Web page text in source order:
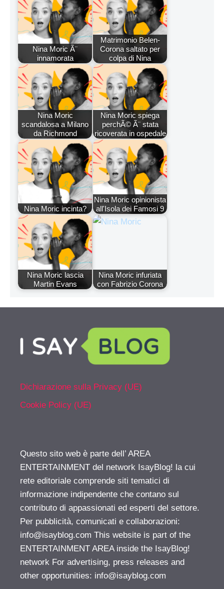
Nina Moric Ã¨
innamorata
Matrimonio Belen-
Corona saltato per
colpa di Nina
Nina Moric
scandalosa a Milano
da Richmond
Nina Moric spiega
perchÃ© Ã¨ stata
ricoverata in ospedale
Nina Moric incinta?
Nina Moric opinionista
all'Isola dei Famosi 9
Nina Moric lascia
Martin Evans
Nina Moric infuriata
con Fabrizio Corona
Dichiarazione sulla Privacy (UE)
Cookie Policy (UE)
Questo sito web è parte dell’ AREA
ENTERTAINMENT del network IsayBlog! la cui
rete editoriale comprende siti tematici di
informazione indipendente che contano sul
contributo di appassionati ed esperti del settore.
Per pubblicità, comunicati e collaborazioni:
info@isayblog.com This website is part of the
ENTERTAINMENT AREA inside the IsayBlog!
network For advertising, press releases and
other opportunities: info@isayblog.com